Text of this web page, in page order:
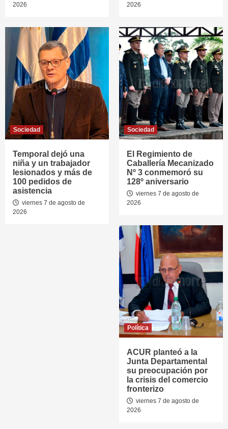
2026
2026
Sociedad
Temporal dejó una
niña y un trabajador
lesionados y más de
100 pedidos de
asistencia
viernes 7 de agosto de
2026
Sociedad
El Regimiento de
Caballería Mecanizado
Nº 3 conmemoró su
128º aniversario
viernes 7 de agosto de
2026
Política
ACUR planteó a la
Junta Departamental
su preocupación por
la crisis del comercio
fronterizo
viernes 7 de agosto de
2026